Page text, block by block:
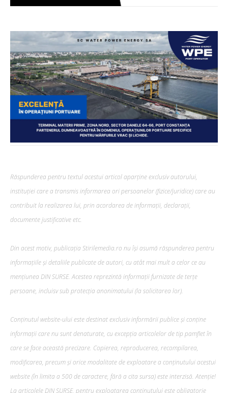
Răspunderea pentru textul acestui articol aparține exclusiv autorului,
instituției care a transmis informarea ori persoanelor (fizice/juridice) care au
contribuit la realizarea lui, prin acordarea de informații, declarații,
documente justificative etc.
Din acest motiv, publicația Stirilemedia.ro nu își asumă răspunderea pentru
informațiile și detaliile publicate de autori, cu atât mai mult a celor ce au
mențiunea DIN SURSE. Acestea reprezintă informații furnizate de terțe
persoane, incluisv sub protecția anonimatului (la solicitarea lor).
Conținutul website-ului este destinat exclusiv informării publice și conține
informații care nu sunt denaturate, cu excepția articolelor de tip pamflet în
care se face această precizare. Copierea, reproducerea, recompilarea,
modificarea, precum şi orice modalitate de exploatare a conținutului acestui
website (în limita a 500 de caractere, fără a cita sursa) este interzisă. Atenție!
La articolele DIN SURSE, pentru exploatarea conținutului este obligatorie